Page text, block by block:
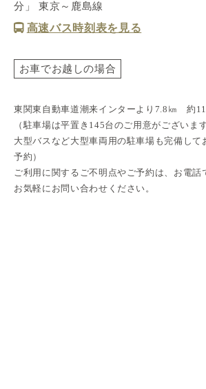
分」 東京～鹿島線
高速バス時刻表を見る
お車でお越しの場合
東関東自動車道潮来インターより7.8㎞ 約
（駐車場は平置き145台のご用意がございます
大型バスなど大型車両用の駐車場も完備して
予約）
ご利用に関するご不明点やご予約は、お電話
お気軽にお問い合わせください。